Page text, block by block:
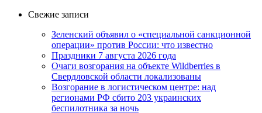
Свежие записи
Зеленский объявил о «специальной санкционной
операции» против России: что известно
Праздники 7 августа 2026 года
Очаги возгорания на объекте Wildberries в
Свердловской области локализованы
Возгорание в логистическом центре: над
регионами РФ сбито 203 украинских
беспилотника за ночь